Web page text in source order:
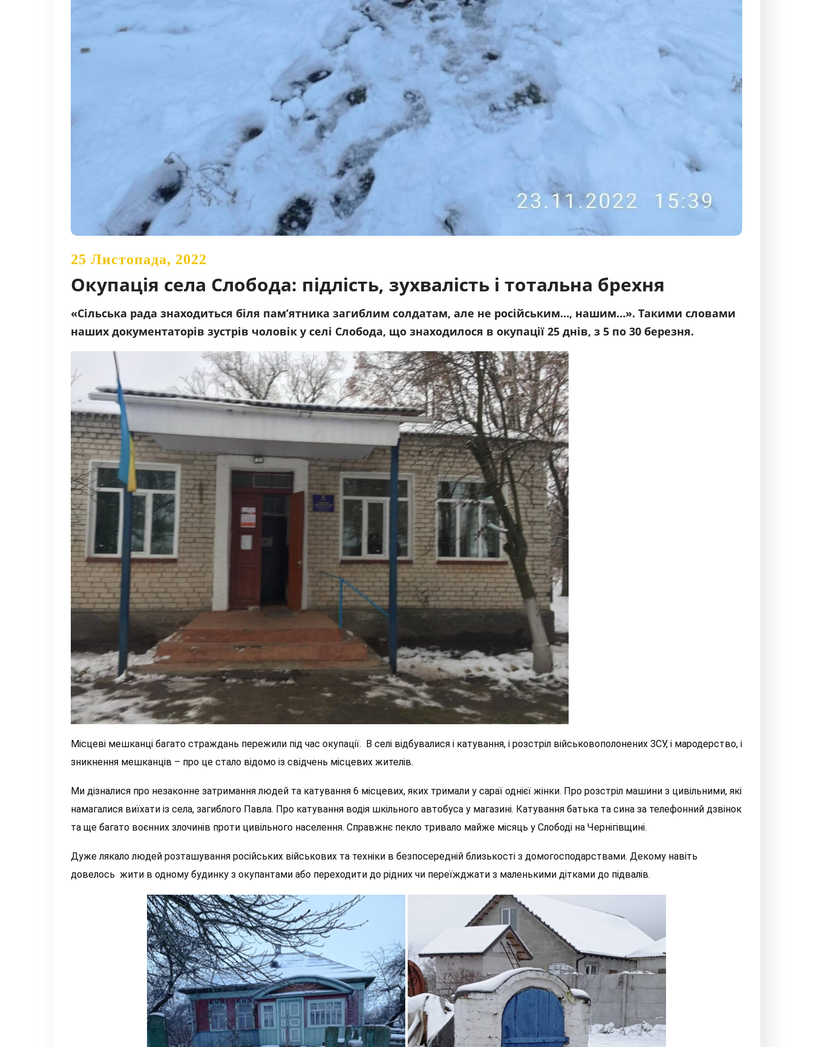
25 Листопада, 2022
Окупація села Слобода: підлість, зухвалість і тотальна брехня
«Сільська рада знаходиться біля пам’ятника загиблим солдатам, але не російським…, нашим…». Такими словами
наших документаторів зустрів чоловік у селі Слобода, що знаходилося в окупації 25 днів, з 5 по 30 березня.
Місцеві мешканці багато страждань пережили під час окупації. В селі відбувалися і катування, і розстріл військовополонених ЗСУ, і мародерство, і
зникнення мешканців – про це стало відомо із свідчень місцевих жителів.
Ми дізналися про незаконне затримання людей та катування 6 місцевих, яких тримали у сараї однієї жінки. Про розстріл машини з цивільними, які
намагалися виїхати із села, загиблого Павла. Про катування водія шкільного автобуса у магазині. Катування батька та сина за телефонний дзвінок
та ще багато воєнних злочинів проти цивільного населення. Справжнє пекло тривало майже місяць у Слободі на Чернігівщині.
Дуже лякало людей розташування російських військових та техніки в безпосередній близькості з домогосподарствами. Декому навіть
довелось жити в одному будинку з окупантами або переходити до рідних чи переїжджати з маленькими дітками до підвалів.